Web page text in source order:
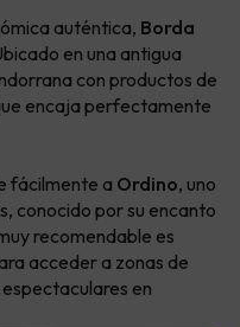
auténtica, Borda
en una antigua
con productos de
encaja perfectamente
fácilmente a Ordino, uno
conocido por su encanto
recomendable es
acceder a zonas de
en